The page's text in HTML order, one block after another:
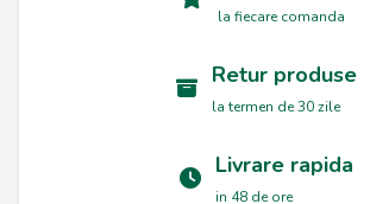
la fiecare comanda
Retur produse
la termen de 30 zile
Livrare rapida
in 48 de ore